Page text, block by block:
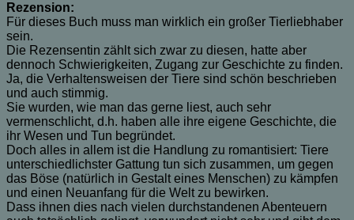
Rezension:
Für dieses Buch muss man wirklich ein großer Tierliebhaber
sein.
Die Rezensentin zählt sich zwar zu diesen, hatte aber
dennoch Schwierigkeiten, Zugang zur Geschichte zu finden.
Ja, die Verhaltensweisen der Tiere sind schön beschrieben
und auch stimmig.
Sie wurden, wie man das gerne liest, auch sehr
vermenschlicht, d.h. haben alle ihre eigene Geschichte, die
ihr Wesen und Tun begründet.
Doch alles in allem ist die Handlung zu romantisiert: Tiere
unterschiedlichster Gattung tun sich zusammen, um gegen
das Böse (natürlich in Gestalt eines Menschen) zu kämpfen
und einen Neuanfang für die Welt zu bewirken.
Dass ihnen dies nach vielen durchstandenen Abenteuern